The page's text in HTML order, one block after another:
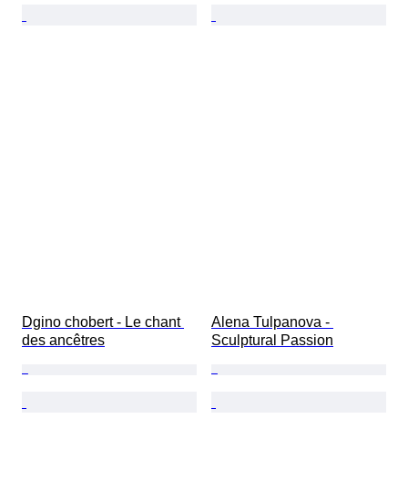
Dgino chobert - Le chant
des ancêtres
Alena Tulpanova -
Sculptural Passion